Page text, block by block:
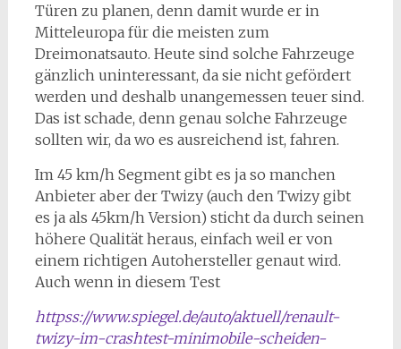
Türen zu planen, denn damit wurde er in
Mitteleuropa für die meisten zum
Dreimonatsauto. Heute sind solche Fahrzeuge
gänzlich uninteressant, da sie nicht gefördert
werden und deshalb unangemessen teuer sind.
Das ist schade, denn genau solche Fahrzeuge
sollten wir, da wo es ausreichend ist, fahren.
Im 45 km/h Segment gibt es ja so manchen
Anbieter aber der Twizy (auch den Twizy gibt
es ja als 45km/h Version) sticht da durch seinen
höhere Qualität heraus, einfach weil er von
einem richtigen Autohersteller genaut wird.
Auch wenn in diesem Test
httpss://www.spiegel.de/auto/aktuell/renault-
twizy-im-crashtest-minimobile-scheiden-